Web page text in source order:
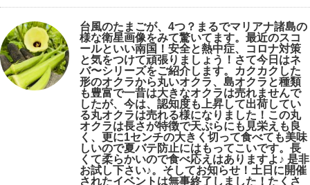
台風のたまごが、4つ？まるでマリアナ諸島の
様な衛星画像をみて驚いてます。最近のスコ
ールといい南国！安全と熱中症、コロナ対策
と気をつけて頑張りましょう！さて今日はネ
バ〜シリーズをご紹介します。カクカクした
形のオクラから丸いオクラ、島オクラと種類
も豊富で一昔は大きなオクラは売れませんで
したが、今は、認知度も上昇して出荷してい
る丸オクラは売れる様になりました！この丸
オクラは長さが特徴で天ぷらにも見栄えも良
く、更に1センチの大きく切って食べても美味
しいので夏バテ防止にはもってこいです。長
くて柔らかいので食べ応えはありますよ♪ 是非
お試し下さい♪。そしてお知らせ！土日に開催
されたイベントは無事終了しました！たくさ